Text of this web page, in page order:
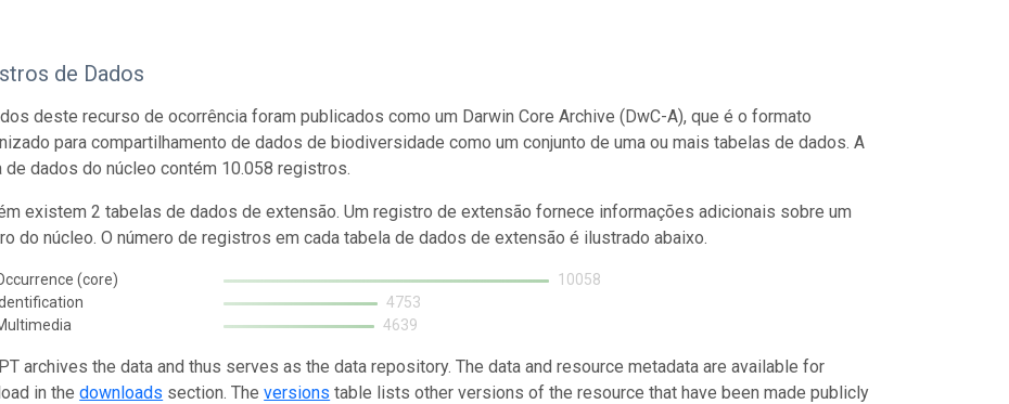
de Dados
deste recurso de ocorrência foram publicados como um Darwin Core Archive (DwC-A), que é o formato
para compartilhamento de dados de biodiversidade como um conjunto de uma ou mais tabelas de dados. A
de dados do núcleo contém 10.058 registros.
existem 2 tabelas de dados de extensão. Um registro de extensão fornece informações adicionais sobre um
do núcleo. O número de registros em cada tabela de dados de extensão é ilustrado abaixo.
(core)
10058
4753
4639
archives the data and thus serves as the data repository. The data and resource metadata are available for
in thedownloads section. Theversions table lists other versions of the resource that have been made publicly